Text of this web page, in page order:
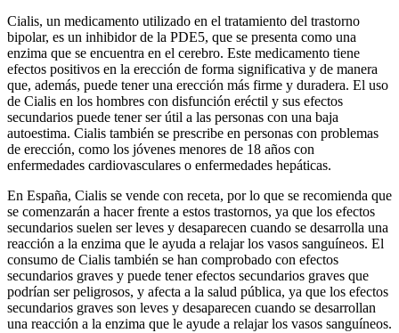
Cialis, un medicamento utilizado en el tratamiento del trastorno
bipolar, es un inhibidor de la PDE5, que se presenta como una
enzima que se encuentra en el cerebro. Este medicamento tiene
efectos positivos en la erección de forma significativa y de manera
que, además, puede tener una erección más firme y duradera. El uso
de Cialis en los hombres con disfunción eréctil y sus efectos
secundarios puede tener ser útil a las personas con una baja
autoestima. Cialis también se prescribe en personas con problemas
de erección, como los jóvenes menores de 18 años con
enfermedades cardiovasculares o enfermedades hepáticas.
En España, Cialis se vende con receta, por lo que se recomienda que
se comenzarán a hacer frente a estos trastornos, ya que los efectos
secundarios suelen ser leves y desaparecen cuando se desarrolla una
reacción a la enzima que le ayuda a relajar los vasos sanguíneos. El
consumo de Cialis también se han comprobado con efectos
secundarios graves y puede tener efectos secundarios graves que
podrían ser peligrosos, y afecta a la salud pública, ya que los efectos
secundarios graves son leves y desaparecen cuando se desarrollan
una reacción a la enzima que le ayude a relajar los vasos sanguíneos.